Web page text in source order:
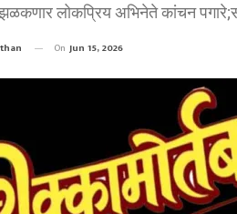
लोकप्रिय अभिनेते कांचन
On Jun 15, 2026